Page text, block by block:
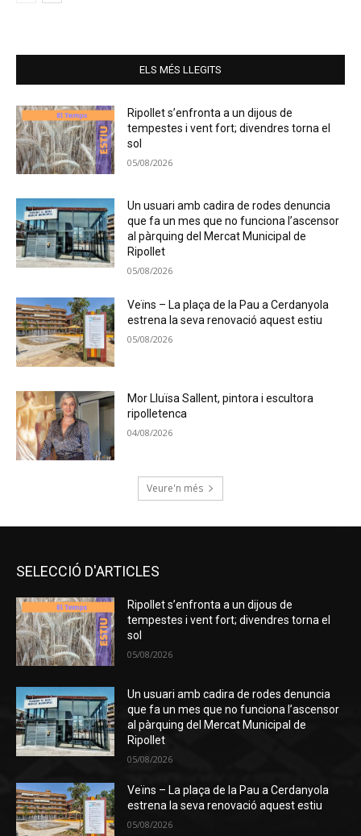
ELS MÉS LLEGITS
Ripollet s’enfronta a un dijous de
tempestes i vent fort; divendres torna el
sol
05/08/2026
Un usuari amb cadira de rodes denuncia
que fa un mes que no funciona l’ascensor
al pàrquing del Mercat Municipal de
Ripollet
05/08/2026
Veïns – La plaça de la Pau a Cerdanyola
estrena la seva renovació aquest estiu
05/08/2026
Mor Lluïsa Sallent, pintora i escultora
ripolletenca
04/08/2026
Veure'n més
SELECCIÓ D'ARTICLES
Ripollet s’enfronta a un dijous de
tempestes i vent fort; divendres torna el
sol
05/08/2026
Un usuari amb cadira de rodes denuncia
que fa un mes que no funciona l’ascensor
al pàrquing del Mercat Municipal de
Ripollet
05/08/2026
Veïns – La plaça de la Pau a Cerdanyola
estrena la seva renovació aquest estiu
05/08/2026